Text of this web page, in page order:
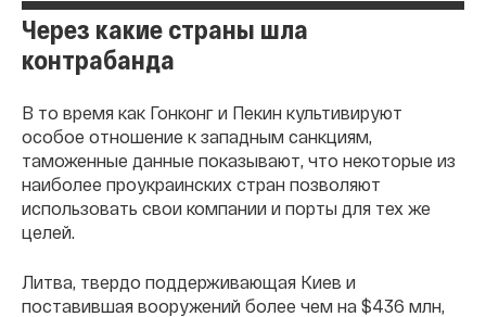
Через какие страны шла
контрабанда
В то время как Гонконг и Пекин культивируют
особое отношение к западным санкциям,
таможенные данные показывают, что некоторые из
наиболее проукраинских стран позволяют
использовать свои компании и порты для тех же
целей.
Литва, твердо поддерживающая Киев и
поставившая вооружений более чем на $436 млн,